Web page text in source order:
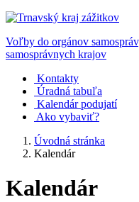
Voľby do orgánov
samosprávnych krajov
Kontakty
Úradná tabuľa
Kalendár podujatí
Ako vybaviť?
Úvodná stránka
Kalendár
Kalendár